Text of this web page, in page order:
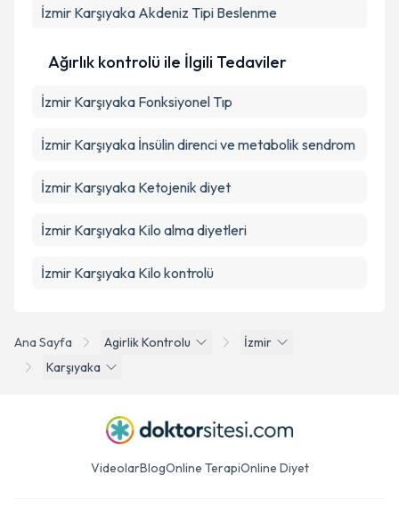
Ana Sayfa Agirlik Kontrolu
İzmir
Karşıyaka
İzmir Karşıyaka Akdeniz Tipi Beslenme
Ağırlık kontrolü ile İlgili Tedaviler
İzmir Karşıyaka Fonksiyonel Tıp
İzmir Karşıyaka İnsülin direnci ve metabolik sendrom
İzmir Karşıyaka Ketojenik diyet
İzmir Karşıyaka Kilo alma diyetleri
İzmir Karşıyaka Kilo kontrolü
VideolarBlogOnline TerapiOnline Diyet